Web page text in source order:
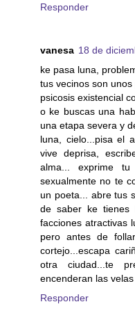
Responder
vanesa 18 de
ke pasa luna,
tus vecinos son
psicosis existencial
o ke buscas una
una etapa severa y
luna, cielo...pisa el
vive deprisa,
alma... exprime tu
sexualmente no te
un poeta... abre tus
de saber ke tienes
facciones atractivas
pero antes de
cortejo...escapa
otra ciudad...te
encenderan las
Responder